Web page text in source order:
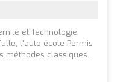
et Technologie:
l'auto-école Permis
méthodes classiques.